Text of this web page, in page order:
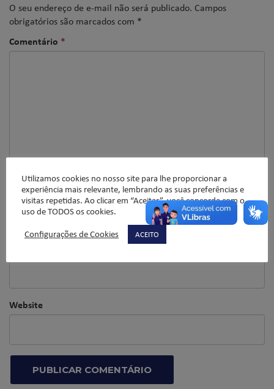
O seu endereço de e-mail não será publicado. Campos
obrigatórios são marcados com *
Comentário *
Nome*
Website
Utilizamos cookies no nosso site para lhe proporcionar a
experiência mais relevante, lembrando as suas preferências e
visitas repetidas. Ao clicar em “Aceitar”, você concorda com o
uso de TODOS os cookies.
Configurações de Cookies
ACEITO